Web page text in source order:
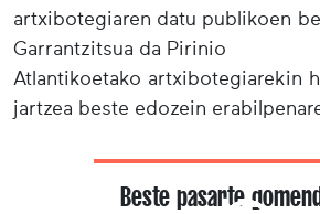
artxibotegiaren datu publikoen
Garrantzitsua da Pirinio
Atlantikoetako artxibotegiarekin
jartzea beste edozein
Beste pasarte